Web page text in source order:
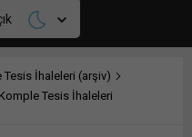
Tesis İhaleleri (arşiv)
Tesis İhaleleri